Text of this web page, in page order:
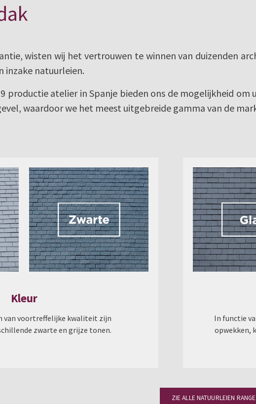
een team van 1500 medewerkers
wisten wij het vertrouwen te winnen van duizenden
inzake natuurleien.
productie atelier in Spanje bieden ons de mogelijkheid
waardoor we het meest uitgebreide gamma van de
Kleur
van voortreffelijke kwaliteit zijn
zwarte en grijze tonen.
In functie
opwekken,
ZIE ALLE NATUURLEIEN RANGE